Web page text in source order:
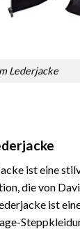
Lederjacke
ist eine
die von
ist